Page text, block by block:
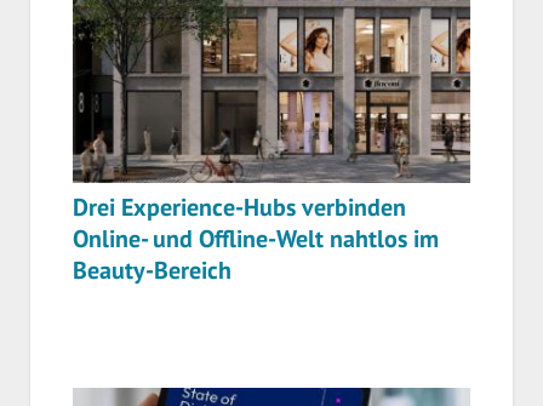
Drei Experience-Hubs verbinden
Online- und Offline-Welt nahtlos im
Beauty-Bereich